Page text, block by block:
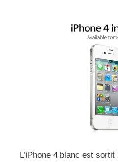
L’iPhone 4 blanc est